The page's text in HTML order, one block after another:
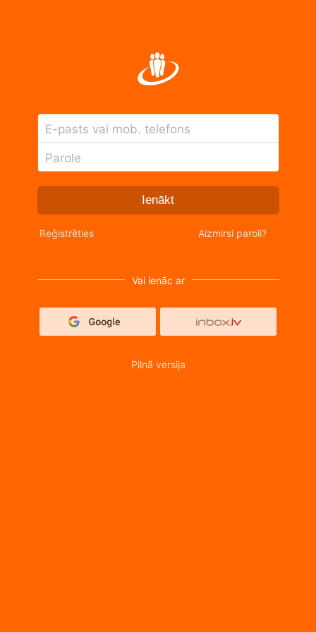
E-pasts vai mob. telefons
Parole
Ienākt
Reģistrēties Aizmirsi paroli?
Vai ienāc ar
Pilnā versija